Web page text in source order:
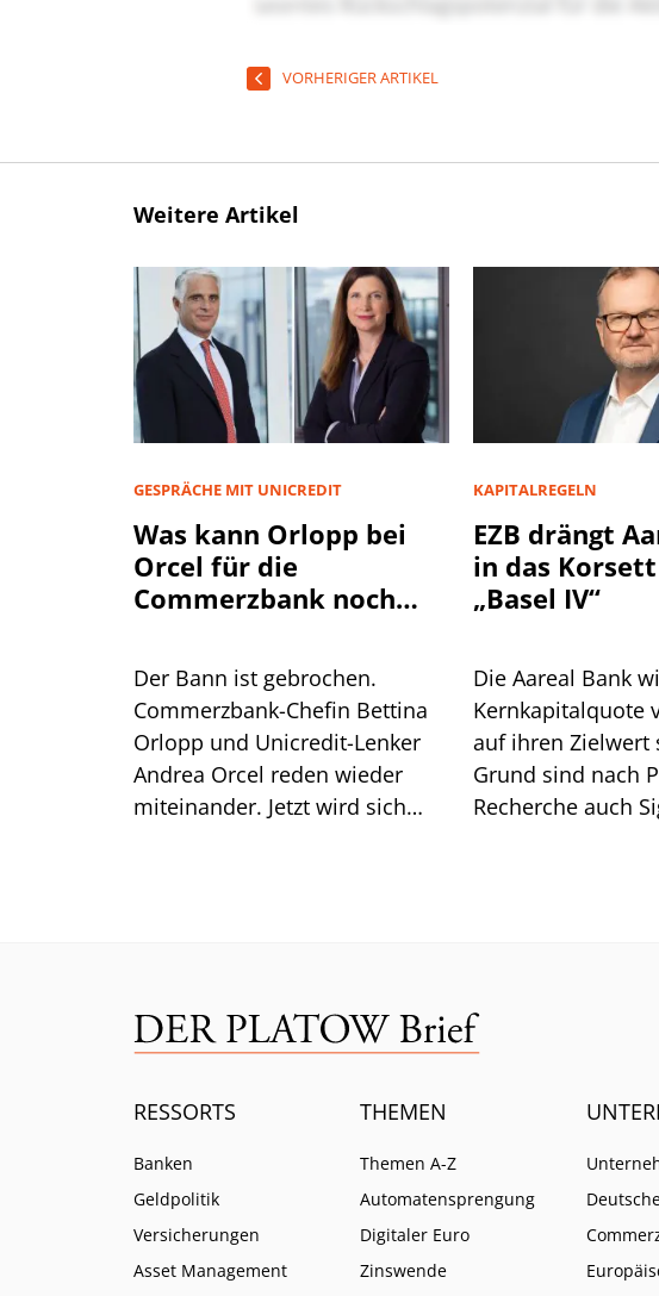
VORHERIGER ARTIKEL
Weitere Artikel
GESPRÄCHE MIT UNICREDIT
Was kann Orlopp bei
Orcel für die
Commerzbank noch
Der Bann ist gebrochen.
Commerzbank-Chefin Bettina
Orlopp und Unicredit-Lenker
Andrea Orcel reden wieder
miteinander. Jetzt wird sich
KAPITALREGELN
EZB drängt
in das
„Basel IV“
Die Aareal Bank
Kernkapitalquote
auf ihren Zielwert
Grund sind nach
Recherche auch
RESSORTS
Banken
Geldpolitik
Versicherungen
Asset Management
THEMEN
Themen A-Z
Automatensprengung
Digitaler Euro
Zinswende